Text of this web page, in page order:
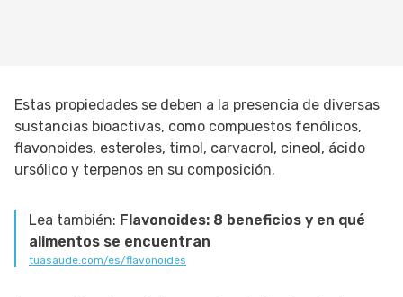
Estas propiedades se deben a la presencia de diversas
sustancias bioactivas, como compuestos fenólicos,
flavonoides, esteroles, timol, carvacrol, cineol, ácido
ursólico y terpenos en su composición.
Lea también: Flavonoides: 8 beneficios y en qué
alimentos se encuentran
tuasaude.com/es/flavonoides